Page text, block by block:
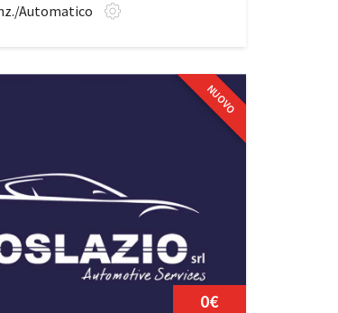
Automatico
NUOVO
0€